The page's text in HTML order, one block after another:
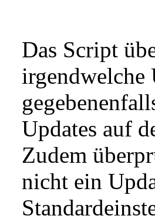
Das Script
irgendwelche
Updates auf
Zudem
nicht ein